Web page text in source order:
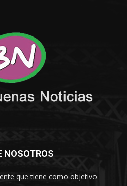
NOSOTROS
que tiene como objetivo